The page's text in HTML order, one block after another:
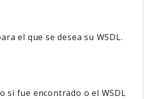
el que se desea su WSDL.
si fue encontrado o el WSDL